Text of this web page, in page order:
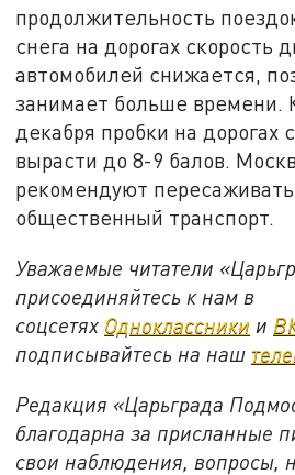
продолжительность
снега на дорогах скорость
автомобилей снижается,
занимает больше времени.
декабря пробки на дорогах
вырасти до 8-9 балов.
рекомендуют
общественный транспорт.
Уважаемые читатели
присоединяйтесь к нам в
соцсетях Одноклассники и
подписывайтесь на наш
Редакция «Царьграда
благодарна за присланные
свои наблюдения, вопросы,